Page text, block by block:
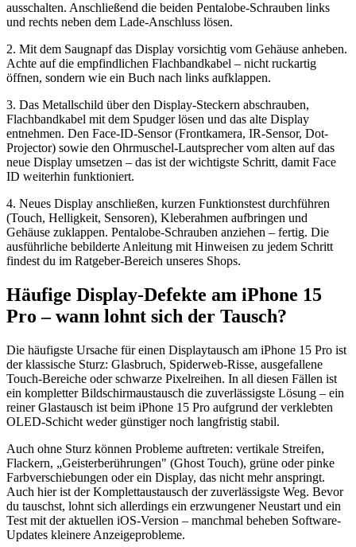
ausschalten. Anschließend die beiden Pentalobe-Schrauben links
und rechts neben dem Lade-Anschluss lösen.
2. Mit dem Saugnapf das Display vorsichtig vom Gehäuse anheben.
Achte auf die empfindlichen Flachbandkabel – nicht ruckartig
öffnen, sondern wie ein Buch nach links aufklappen.
3. Das Metallschild über den Display-Steckern abschrauben,
Flachbandkabel mit dem Spudger lösen und das alte Display
entnehmen. Den Face-ID-Sensor (Frontkamera, IR-Sensor, Dot-
Projector) sowie den Ohrmuschel-Lautsprecher vom alten auf das
neue Display umsetzen – das ist der wichtigste Schritt, damit Face
ID weiterhin funktioniert.
4. Neues Display anschließen, kurzen Funktionstest durchführen
(Touch, Helligkeit, Sensoren), Kleberahmen aufbringen und
Gehäuse zuklappen. Pentalobe-Schrauben anziehen – fertig. Die
ausführliche bebilderte Anleitung mit Hinweisen zu jedem Schritt
findest du im Ratgeber-Bereich unseres Shops.
Häufige Display-Defekte am iPhone 15
Pro – wann lohnt sich der Tausch?
Die häufigste Ursache für einen Displaytausch am iPhone 15 Pro ist
der klassische Sturz: Glasbruch, Spiderweb-Risse, ausgefallene
Touch-Bereiche oder schwarze Pixelreihen. In all diesen Fällen ist
ein kompletter Bildschirmaustausch die zuverlässigste Lösung – ein
reiner Glastausch ist beim iPhone 15 Pro aufgrund der verklebten
OLED-Schicht weder günstiger noch langfristig stabil.
Auch ohne Sturz können Probleme auftreten: vertikale Streifen,
Flackern, „Geisterberührungen" (Ghost Touch), grüne oder pinke
Farbverschiebungen oder ein Display, das nicht mehr anspringt.
Auch hier ist der Komplettaustausch der zuverlässigste Weg. Bevor
du tauschst, lohnt sich allerdings ein erzwungener Neustart und ein
Test mit der aktuellen iOS-Version – manchmal beheben Software-
Updates kleinere Anzeigeprobleme.